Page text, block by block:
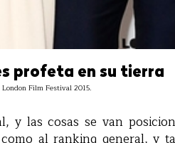
profeta en su tierra
Film Festival 2015.
y las cosas se van